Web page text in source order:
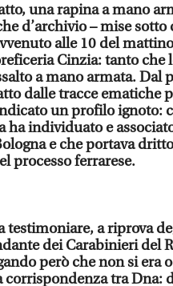
una rapina a mano
d’archivio – mise sotto
alle 10 del
Cinzia: tanto che
a mano armata. Dal
dalle tracce ematiche
un profilo ignoto:
ha individuato e
e che portava
processo ferrarese.
testimoniare, a riprova
dei Carabinieri del
però che non si era
tra Dna: